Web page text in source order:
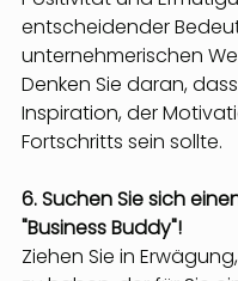
entscheidender
unternehmerischen
Denken Sie daran,
Inspiration, der
Fortschritts sein sollte.
6. Suchen Sie sich
"Business Buddy"!
Ziehen Sie in